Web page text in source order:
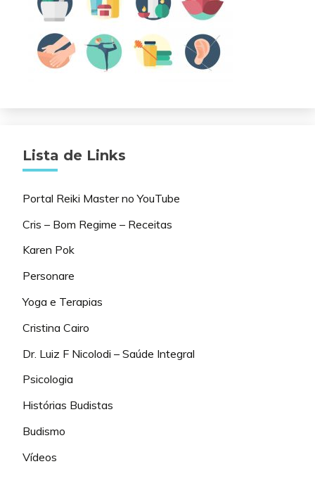
Lista de Links
Portal Reiki Master no YouTube
Cris – Bom Regime – Receitas
Karen Pok
Personare
Yoga e Terapias
Cristina Cairo
Dr. Luiz F Nicolodi – Saúde Integral
Psicologia
Histórias Budistas
Budismo
Vídeos